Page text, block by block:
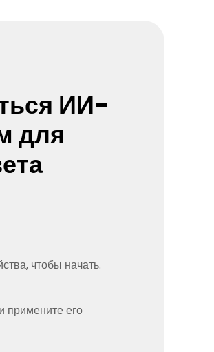
ИИ-
для
чтобы начать.
примените его